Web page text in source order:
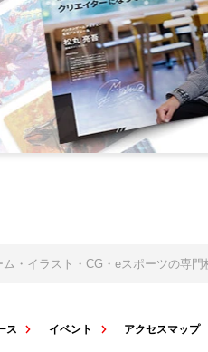
・イラスト・CG・eスポーツの専門
ス イベント アクセスマップ